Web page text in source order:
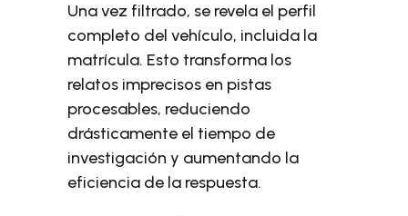
Una vez filtrado, se revela el perfil
completo del vehículo, incluida la
matrícula. Esto transforma los
relatos imprecisos en pistas
procesables, reduciendo
drásticamente el tiempo de
investigación y aumentando la
eficiencia de la respuesta.